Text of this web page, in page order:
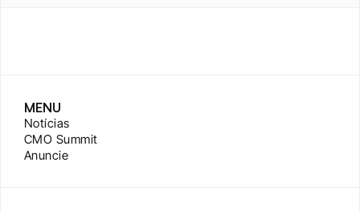
MENU
Notícias
CMO Summit
Anuncie